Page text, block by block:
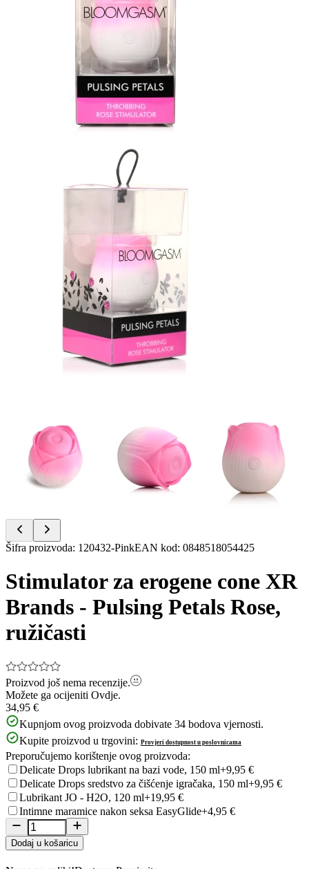
Item
of
21
Šifra proizvoda: 120432-PinkEAN kod: 0848518054425
Stimulator za erogene cone XR
Brands - Pulsing Petals Rose,
ružičasti
Proizvod još nema recenzije.
Možete ga ocijeniti Ovdje.
34,95 €
Kupnjom ovog proizvoda dobivate 34 bodova vjernosti.
Kupite proizvod u trgovini: Provjeri dostupnost u poslovnicama
Preporučujemo korištenje ovog proizvoda:
Delicate Drops lubrikant na bazi vode, 150 ml+9,95 €
Delicate Drops sredstvo za čišćenje igračaka, 150 ml+9,95 €
Lubrikant JO - H2O, 120 ml+19,95 €
Intimne maramice nakon seksa EasyGlide+4,95 €
Dodaj u košaricu